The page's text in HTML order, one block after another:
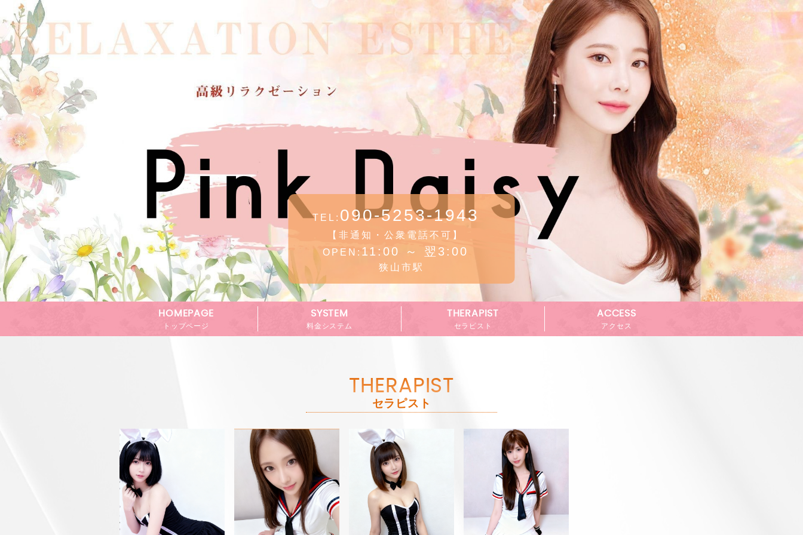
TEL: 090-5253-1943
【非通知・公衆電話不可】
OPEN: 11:00 ～ 翌3:00
狭山市駅
トップページ
HOMEPAGE
料金システム
SYSTEM
セラピスト
THERAPIST
アクセス
ACCESS
セラピスト
THERAPIST